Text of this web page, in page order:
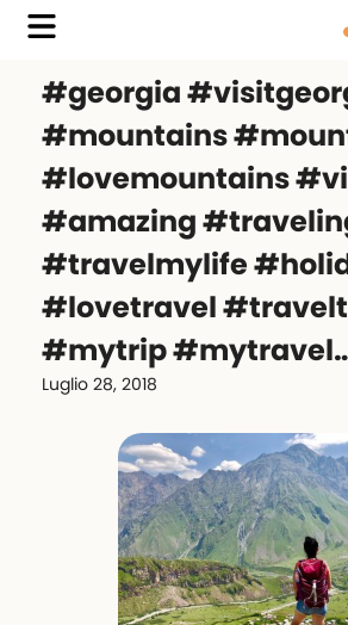
#georgia
#mountains
#lovemountains
#amazing
#travelmylife
#lovetravel
#mytrip
Luglio 28, 2018